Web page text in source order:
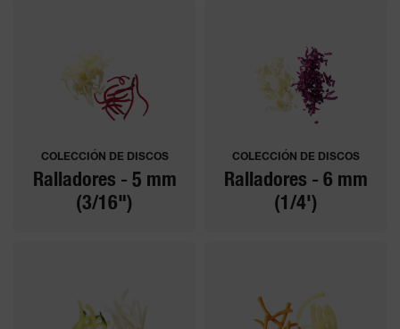
COLECCIÓN DE DISCOS
Ralladores - 5 mm
(3/16")
COLECCIÓN DE DISCOS
Ralladores - 6 mm
(1/4')